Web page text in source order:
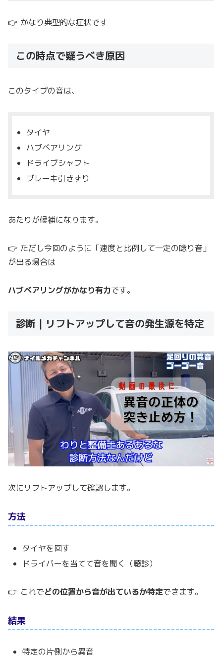
👉 かなり典型的な症状です
この時点で疑うべき原因
このタイプの音は、
タイヤ
ハブベアリング
ドライブシャフト
ブレーキ引きずり
あたりが候補になります。
👉 ただし今回のように「速度と比例して一定の唸り音」
が出る場合は
ハブベアリングがかなり有力です。
診断｜リフトアップして音の発生源を特定
次にリフトアップして確認します。
方法
タイヤを回す
ドライバーを当てて音を聞く（聴診）
👉 これでどの位置から音が出ているか特定できます。
結果
特定の片側から異音